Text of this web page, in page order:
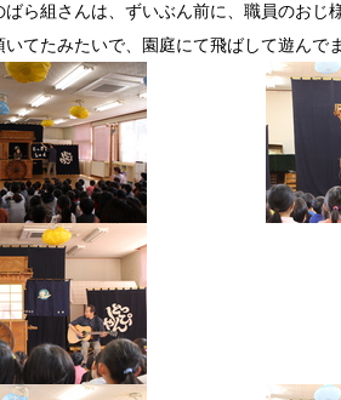
ばら組さんは、ずいぶん前に、職員のおじ
てたみたいで、園庭にて飛ばして遊んで